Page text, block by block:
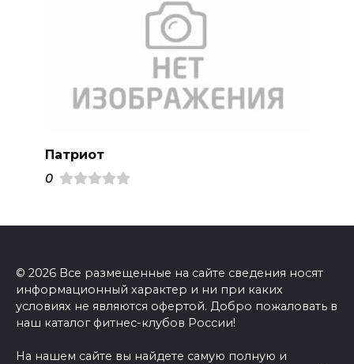
Патриот
0
© 2026 Все размещенные на сайте сведения носят
информационный характер и ни при каких
условиях не являются офертой. Добро пожаловать в
наш каталог фитнес-клубов России!
На нашем сайте вы найдете самую полную и